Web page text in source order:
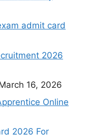
admit card
2026
16, 2026
Online
2026 For